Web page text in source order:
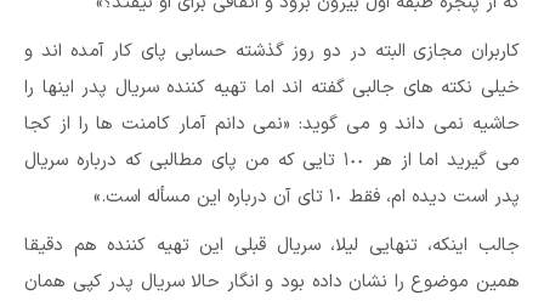
کاربران مجازی البته در دو روز گذشته حسابی پای کار آمده اند و
خیلی نکته های جالبی گفته اند اما تهیه کننده سریال پدر اینها را
حاشیه نمی داند و می گوید: «نمی دانم آمار کامنت ها را از کجا
می گیرید اما از هر ١٠٠ تایی که من پای مطالبی که درباره سریال
پدر است دیده ام، فقط ١٠ تای آن درباره این مسأله است.»
جالب اینکه، تنهایی لیلا، سریال قبلی این تهیه کننده هم دقیقا
همین موضوع را نشان داده بود و انگار حالا سریال پدر کپی همان